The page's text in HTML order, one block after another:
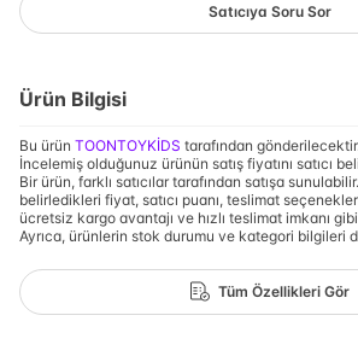
Satıcıya Soru Sor
Ürün Bilgisi
Bu ürün TOONTOYKİDS tarafından gönderilecektir.
İncelemiş olduğunuz ürünün satış fiyatını satıcı
Bir ürün, farklı satıcılar tarafından satışa
belirledikleri fiyat, satıcı puanı, teslimat
ücretsiz kargo avantajı ve hızlı teslimat imkanı
Ayrıca, ürünlerin stok durumu ve kategori bilgileri
Tüm Özellikleri Gör